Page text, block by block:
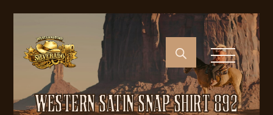
WESTERN SATIN SNAP SHIRT 892